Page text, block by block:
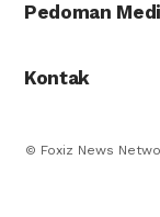
Pedoman
Kontak
© Foxiz News